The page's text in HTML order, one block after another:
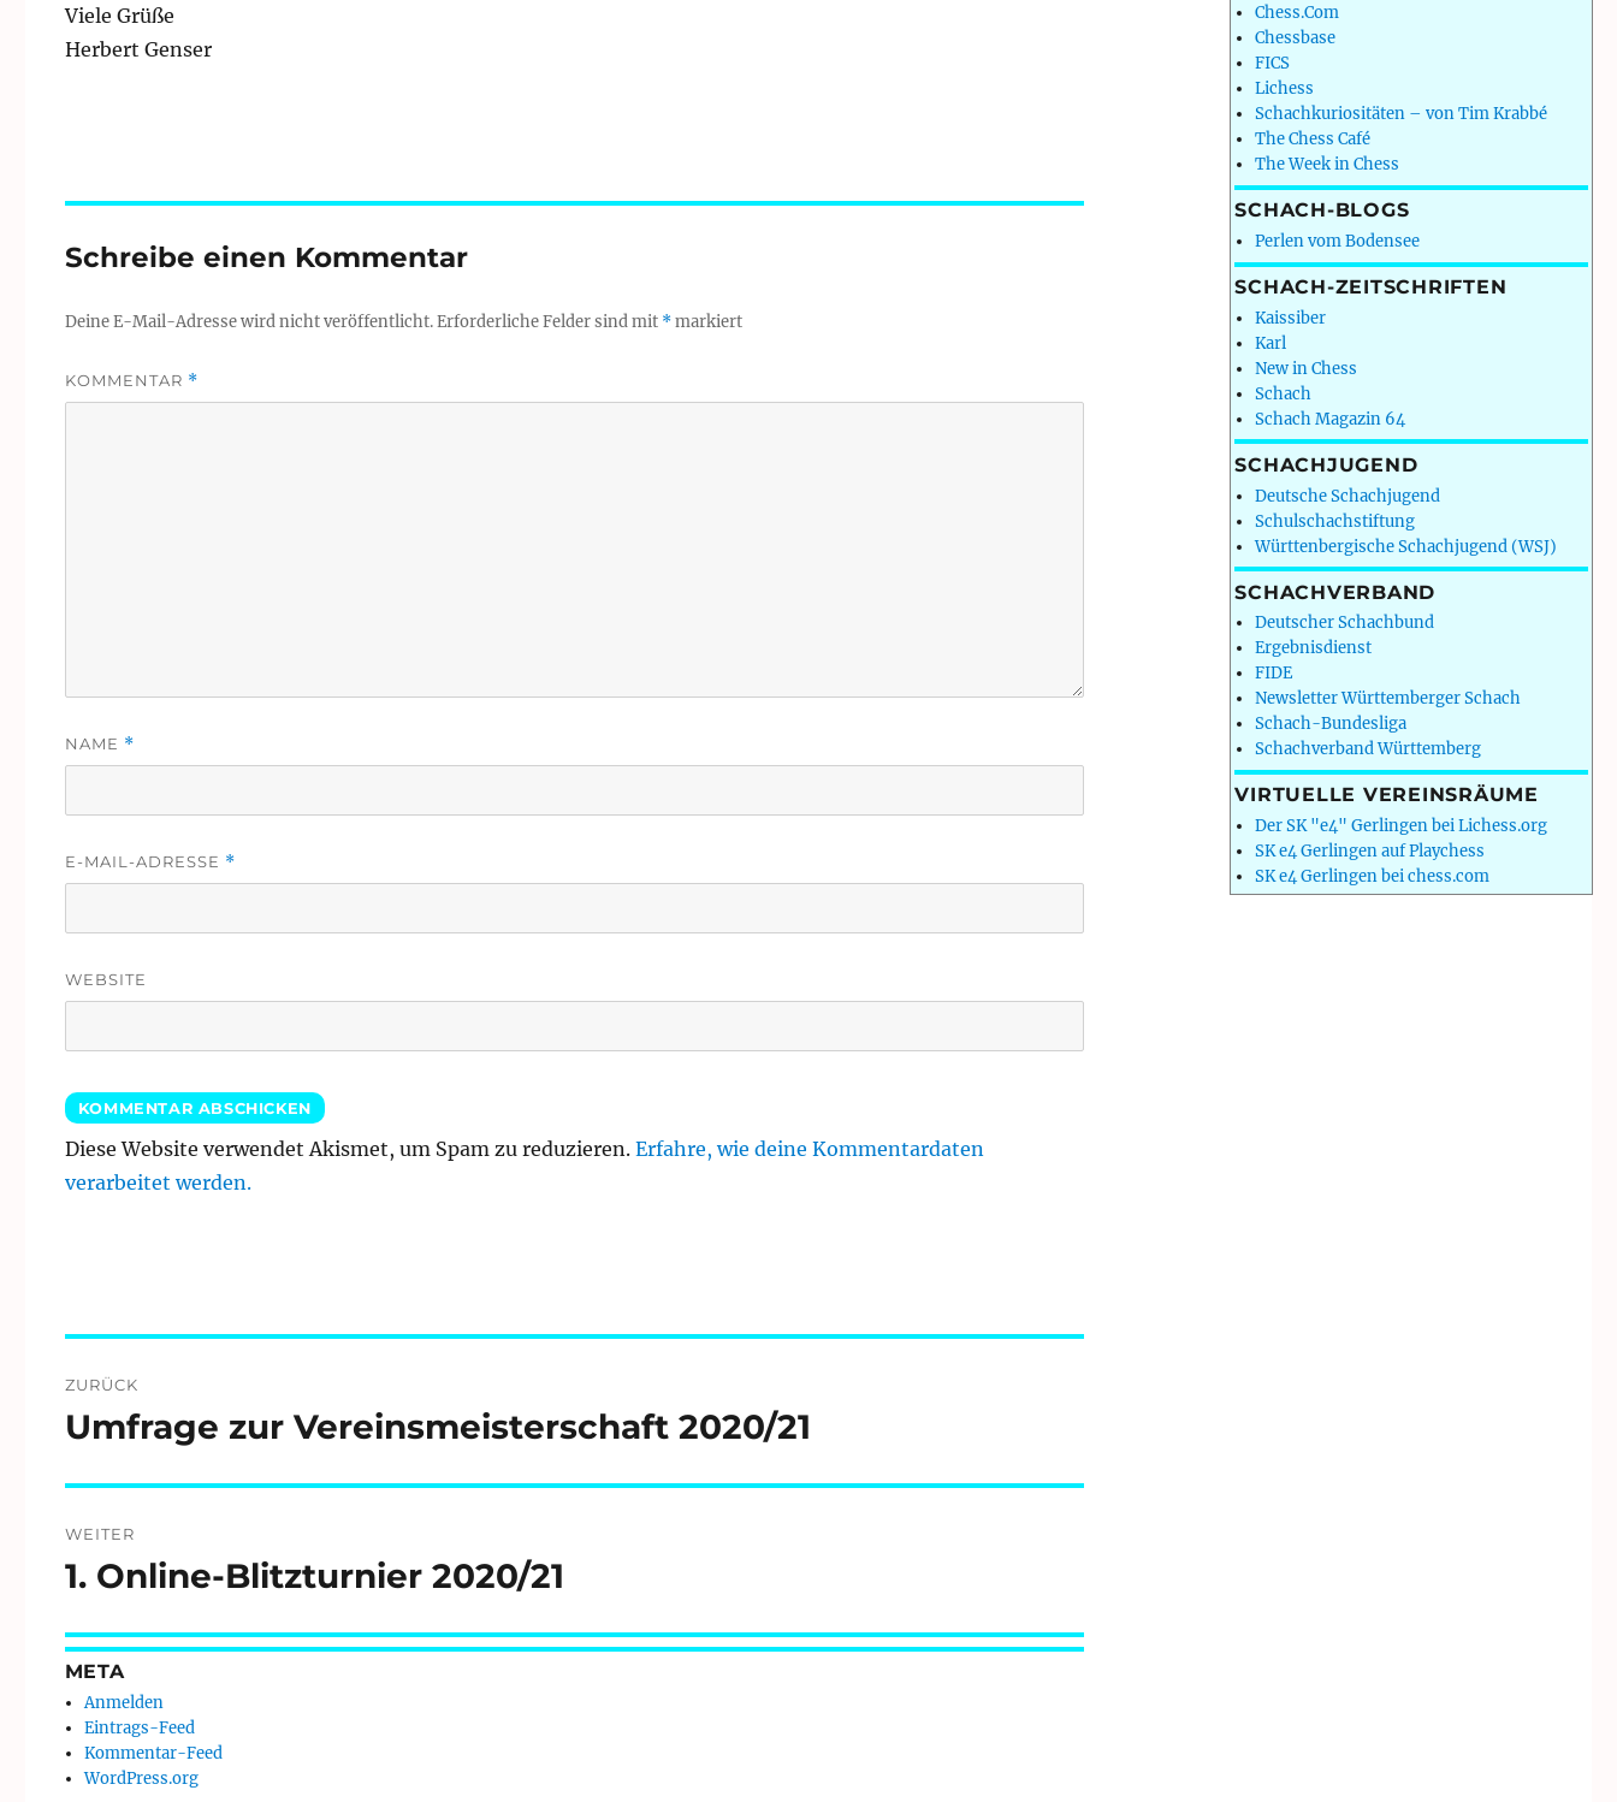
Viele Grüße
Herbert Genser
Schreibe einen Kommentar
Deine E-Mail-Adresse wird nicht veröffentlicht. Erforderliche Felder sind mit *markiert
KOMMENTAR *
NAME *
E-MAIL-ADRESSE *
WEBSITE
Diese Website verwendet Akismet, um Spam zu reduzieren. Erfahre, wie deine Kommentardaten
verarbeitet werden.
ZURÜCK
Vorheriger
Umfrage zur Vereinsmeisterschaft 2020/21
WEITER
Nächster
1. Online-Blitzturnier 2020/21
META
Anmelden
Eintrags-Feed
Kommentar-Feed
WordPress.org
Chess.Com
Chessbase
FICS
Lichess
Schachkuriositäten – von Tim Krabbé
The Chess Café
The Week in Chess
SCHACH-BLOGS
Perlen vom Bodensee
SCHACH-ZEITSCHRIFTEN
Kaissiber
Karl
New in Chess
Schach
Schach Magazin 64
SCHACHJUGEND
Deutsche Schachjugend
Schulschachstiftung
Württenbergische Schachjugend (WSJ)
SCHACHVERBAND
Deutscher Schachbund
Ergebnisdienst
FIDE
Newsletter Württemberger Schach
Schach-Bundesliga
Schachverband Württemberg
VIRTUELLE VEREINSRÄUME
Der SK "e4" Gerlingen bei Lichess.org
SK e4 Gerlingen auf Playchess
SK e4 Gerlingen bei chess.com